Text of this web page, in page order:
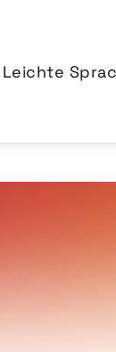
Leichte